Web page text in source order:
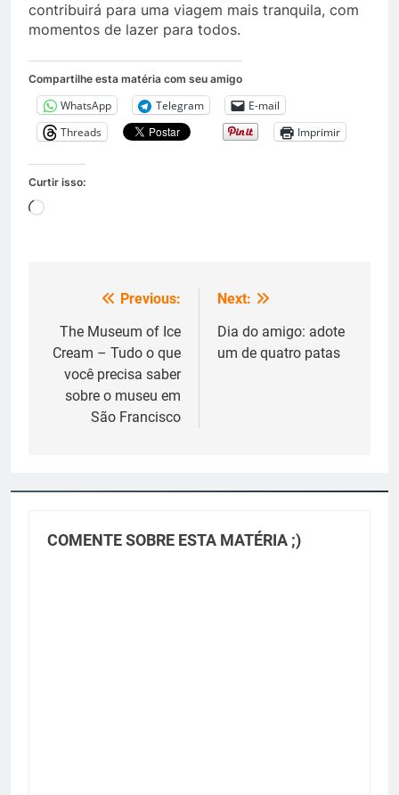
contribuirá para uma viagem mais tranquila, com
momentos de lazer para todos.
Compartilhe esta matéria com seu amigo
WhatsApp Telegram
E-mail
Threads
Imprimir
Curtir isso:
Carregando...
Navegação
de
Post
Previous:
The Museum of Ice
Cream – Tudo o que
você precisa saber
sobre o museu em
São Francisco
Next:
Dia do amigo: adote
um de quatro patas
COMENTE SOBRE ESTA MATÉRIA ;)